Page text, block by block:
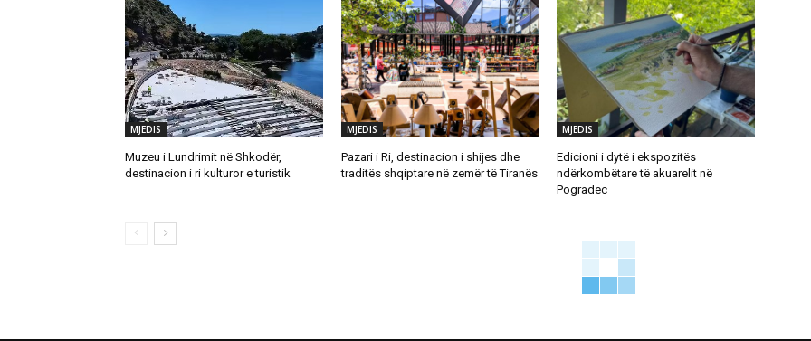
MJEDIS
Muzeu i Lundrimit në Shkodër,
destinacion i ri kulturor e turistik
MJEDIS
Pazari i Ri, destinacion i shijes dhe
traditës shqiptare në zemër të Tiranës
MJEDIS
Edicioni i dytë i ekspozitës
ndërkombëtare të akuarelit në
Pogradec